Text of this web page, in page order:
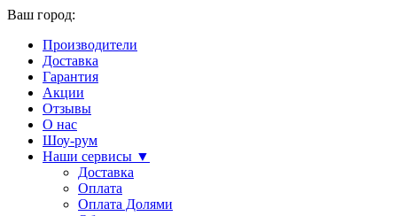
Ваш город:
Производители
Доставка
Гарантия
Акции
Отзывы
О нас
Шоу-рум
Наши сервисы ▼
Доставка
Оплата
Оплата Долями